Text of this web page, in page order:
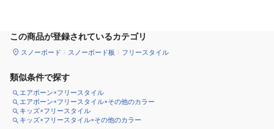
この商品が登録されているカテゴリ
スノーボード スノーボード板 フリースタイル
類似条件で探す
エアボーン×フリースタイル
エアボーン×フリースタイル×その他のカラー
キッズ×フリースタイル
キッズ×フリースタイル×その他のカラー